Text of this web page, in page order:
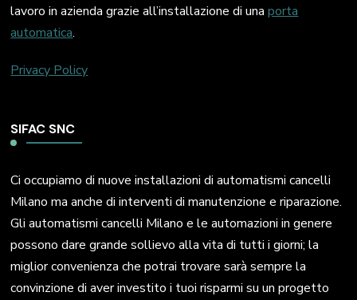
lavoro in azienda grazie all’installazione di unaporta
automatica.
Privacy Policy
SIFAC SNC
Ci occupiamo di nuove installazioni di automatismi cancelli
Milano ma anche di interventi di manutenzione e riparazione.
Gli automatismi cancelli Milano e le automazioni in genere
possono dare grande sollievo alla vita di tutti i giorni; la
miglior convenienza che potrai trovare sarà sempre la
convinzione di aver investito i tuoi risparmi su un progetto